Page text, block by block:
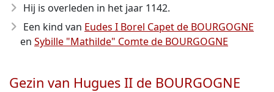
Hij is overleden in het jaar 1142.
Een kind van Eudes I Borel Capet de BOURGOGNE
en Sybille "Mathilde" Comte de BOURGOGNE
Gezin van Hugues II de BOURGOGNE